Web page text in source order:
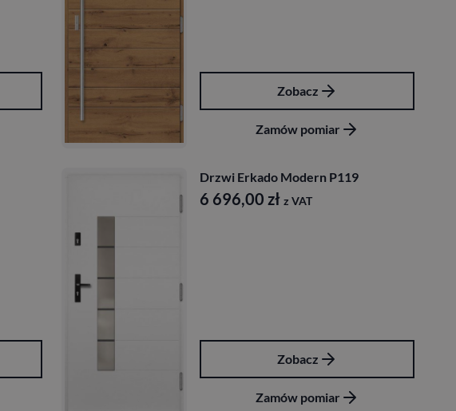
Zobacz
Zamów pomiar
Drzwi Erkado Modern P119
6 696,00 zł z VAT
Zobacz
Zamów pomiar